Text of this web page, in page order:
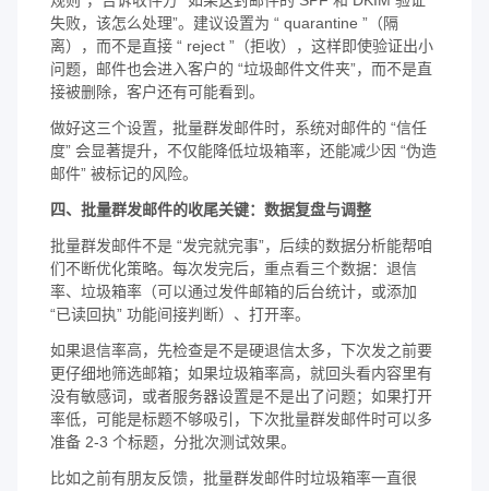
失败，该怎么处理”。建议设置为 “ quarantine ”（隔
离），而不是直接 “ reject ”（拒收），这样即使验证出小
问题，邮件也会进入客户的 “垃圾邮件文件夹”，而不是直
接被删除，客户还有可能看到。
做好这三个设置，批量群发邮件时，系统对邮件的 “信任
度” 会显著提升，不仅能降低垃圾箱率，还能减少因 “伪造
邮件” 被标记的风险。
四、批量群发邮件的收尾关键：数据复盘与调整
批量群发邮件不是 “发完就完事”，后续的数据分析能帮咱
们不断优化策略。每次发完后，重点看三个数据：退信
率、垃圾箱率（可以通过发件邮箱的后台统计，或添加
“已读回执” 功能间接判断）、打开率。
如果退信率高，先检查是不是硬退信太多，下次发之前要
更仔细地筛选邮箱；如果垃圾箱率高，就回头看内容里有
没有敏感词，或者服务器设置是不是出了问题；如果打开
率低，可能是标题不够吸引，下次批量群发邮件时可以多
准备 2-3 个标题，分批次测试效果。
比如之前有朋友反馈，批量群发邮件时垃圾箱率一直很